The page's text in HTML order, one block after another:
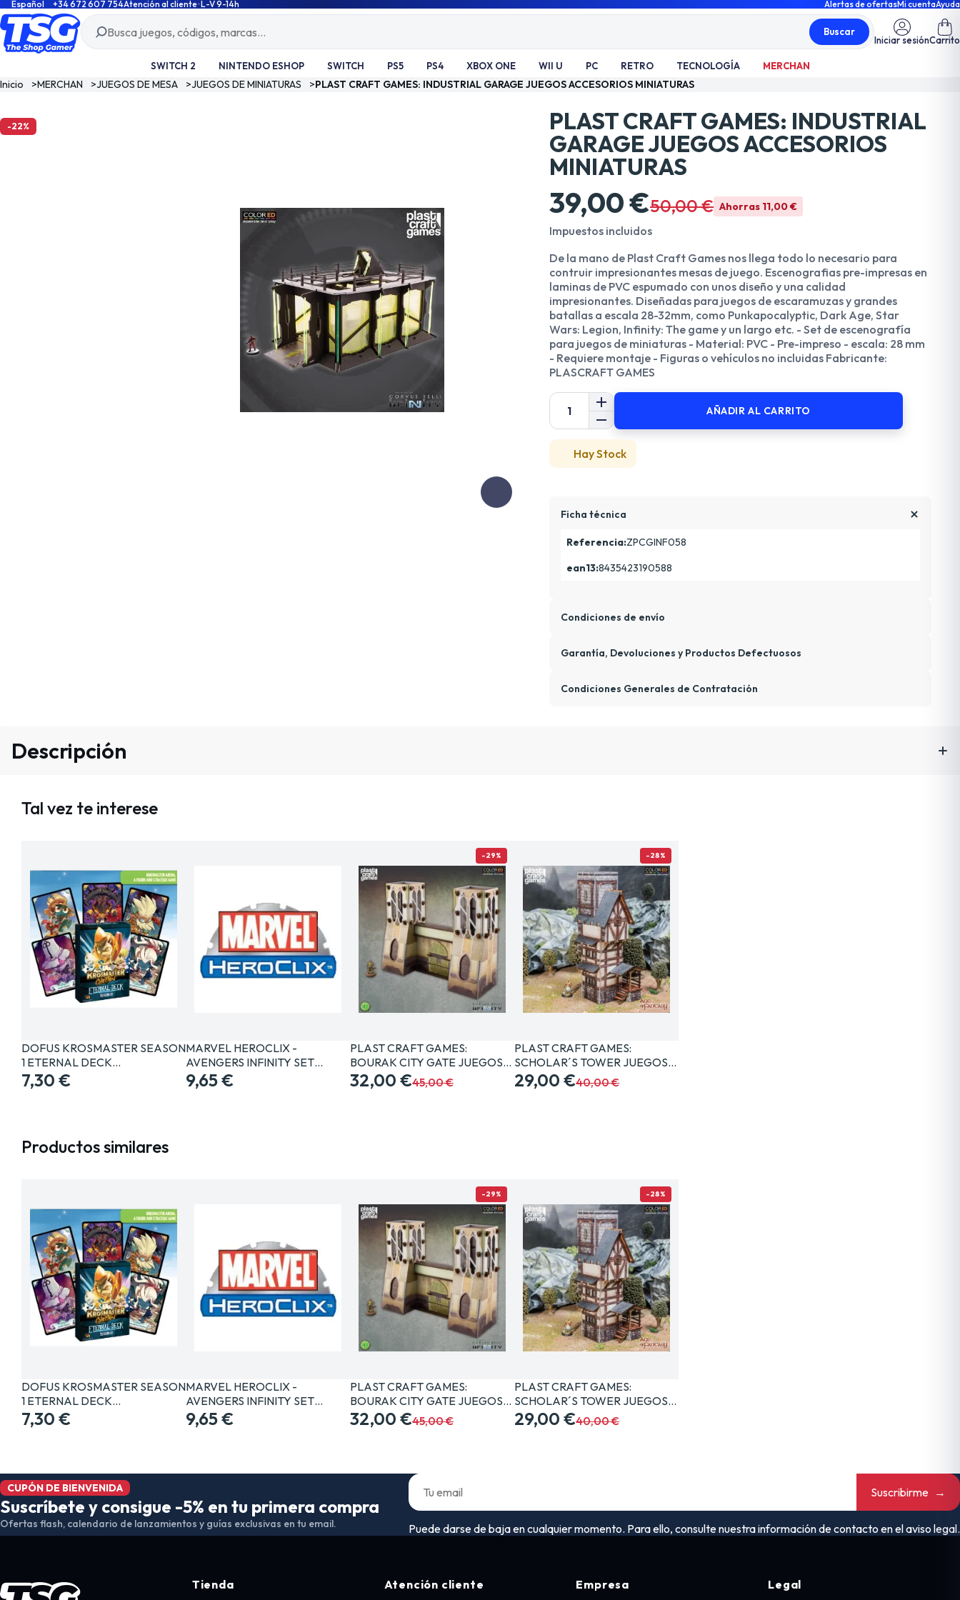
Español +34 672 607 754Atención al cliente · L-V 9-14h Alertas de ofertasMi cuentaAyuda
Buscar
Iniciar sesiónCarrito
SWITCH 2 NINTENDO ESHOP SWITCH PS5 PS4 XBOX ONE WII U PC RETRO TECNOLOGÍA MERCHAN
Inicio >MERCHAN >JUEGOS DE MESA >JUEGOS DE MINIATURAS >PLAST CRAFT GAMES: INDUSTRIAL GARAGE JUEGOS ACCESORIOS MINIATURAS
-22%
PLAST CRAFT GAMES: INDUSTRIAL
GARAGE JUEGOS ACCESORIOS
MINIATURAS
39,00 €50,00 € Ahorras 11,00 €
Impuestos incluidos
De la mano de Plast Craft Games nos llega todo lo necesario para
contruir impresionantes mesas de juego. Escenografias pre-impresas en
laminas de PVC espumado con unos diseño y una calidad
impresionantes. Diseñadas para juegos de escaramuzas y grandes
batallas a escala 28-32mm, como Punkapocalyptic, Dark Age, Star
Wars: Legion, Infinity: The game y un largo etc. - Set de escenografía
para juegos de miniaturas - Material: PVC - Pre-impreso - escala: 28 mm
- Requiere montaje - Figuras o vehículos no incluidas Fabricante:
PLASCRAFT GAMES
AÑADIR AL CARRITO
Hay Stock
Ficha técnica
Referencia:ZPCGINF058
ean13:8435423190588
Condiciones de envío
Garantía, Devoluciones y Productos Defectuosos
Condiciones Generales de Contratación
Descripción
Tal vez te interese
DOFUS KROSMASTER SEASON
1 ETERNAL DECK…
7,30 €
MARVEL HEROCLIX -
AVENGERS INFINITY SET…
9,65 €
-29%
PLAST CRAFT GAMES:
BOURAK CITY GATE JUEGOS…
32,00 €45,00 €
-28%
PLAST CRAFT GAMES:
SCHOLAR´S TOWER JUEGOS…
29,00 €40,00 €
Productos similares
DOFUS KROSMASTER SEASON
1 ETERNAL DECK…
7,30 €
MARVEL HEROCLIX -
AVENGERS INFINITY SET…
9,65 €
-29%
PLAST CRAFT GAMES:
BOURAK CITY GATE JUEGOS…
32,00 €45,00 €
-28%
PLAST CRAFT GAMES:
SCHOLAR´S TOWER JUEGOS…
29,00 €40,00 €
CUPÓN DE BIENVENIDA
Suscríbete y consigue -5% en tu primera compra
Ofertas flash, calendario de lanzamientos y guías exclusivas en tu email.
Suscribirme →
Puede darse de baja en cualquier momento. Para ello, consulte nuestra información de contacto en el aviso legal.
Tienda Atención cliente Empresa Legal